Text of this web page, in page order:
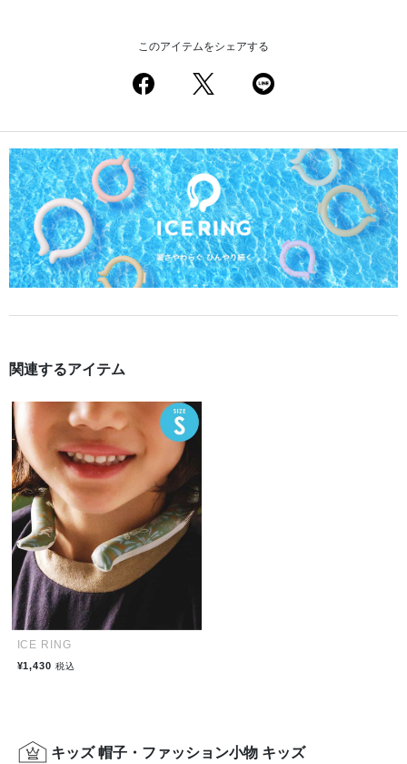
このアイテムをシェアする
関連するアイテム
ICE RING
¥1,430税込
キッズ 帽子・ファッション小物 キッズ